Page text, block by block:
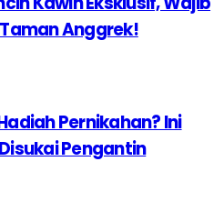
Anggrek!
Pernikahan? Ini
Pengantin